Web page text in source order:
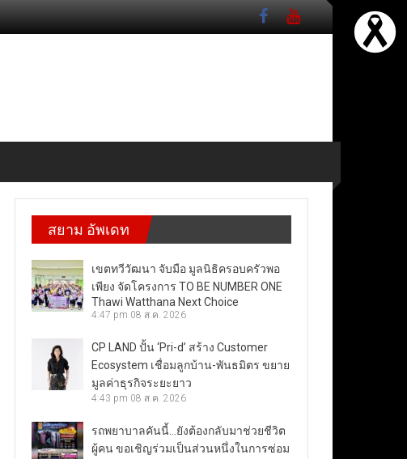
สยาม อัพเดท
เขตทวีวัฒนา จับมือ มูลนิธิครอบครัวพอ
เพียง จัดโครงการ TO BE NUMBER ONE
Thawi Watthana Next Choice
4:47 pm 08 ส.ค. 2026
CP LAND ปั้น ‘Pri-d’ สร้าง Customer
Ecosystem เชื่อมลูกบ้าน-พันธมิตร ขยาย
มูลค่าธุรกิจระยะยาว
4:43 pm 08 ส.ค. 2026
รถพยาบาลคันนี้…ยังต้องกลับมาช่วยชีวิต
ผู้คน ขอเชิญร่วมเป็นส่วนหนึ่งในการซ่อม